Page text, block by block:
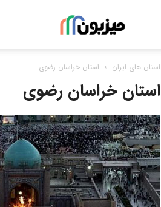
میزبون
استان های ایران استان خراسان رضوی
استان خراسان رضوی